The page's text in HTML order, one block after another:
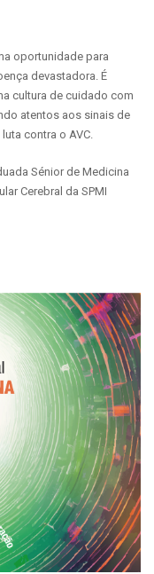
oportunidade para
devastadora. É
cultura de cuidado com
atentos aos sinais de
contra o AVC.
Sénior de Medicina
Cerebral da SPMI